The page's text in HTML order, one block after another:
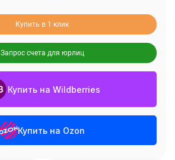
Купить в 1 клик
Запрос счета для юрлиц
Купить на Wildberries
Купить на Ozon